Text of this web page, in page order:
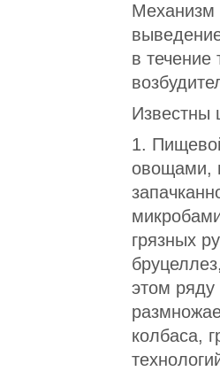
Механизм
в течение
Известны
1.
овощами,
грязных
этом ряду
колбаса,